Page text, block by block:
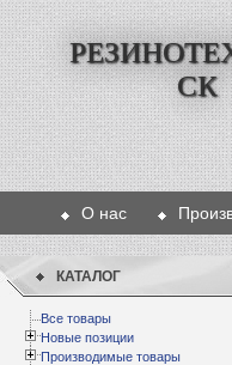
СК
О нас
КАТАЛОГ
Все товары
Новые позиции
Производимые товары